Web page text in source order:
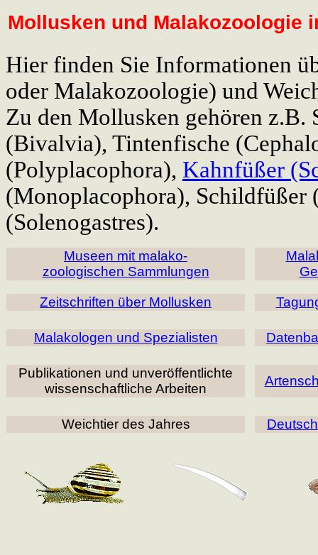
Mollusken und Malakozoologie
Hier finden Sie Informationen
oder Malakozoologie) und
Zu den Mollusken gehören z.B.
(Bivalvia), Tintenfische
(Polyplacophora), Kahnfüßer
(Monoplacophora), Schildfüßer
(Solenogastres).
Museen mit malako-
zoologischen Sammlungen
Zeitschriften über Mollusken
Malakologen und Spezialisten
Publikationen und unveröffentlichte
wissenschaftliche Arbeiten
Weichtier des Jahres